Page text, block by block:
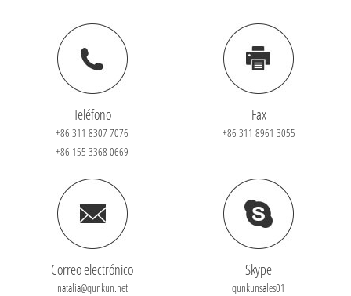
Teléfono
+86 311 8307 7076
+86 155 3368 0669
Fax
+86 311 8961 3055
Correo electrónico
natalia@qunkun.net
Skype
qunkunsales01